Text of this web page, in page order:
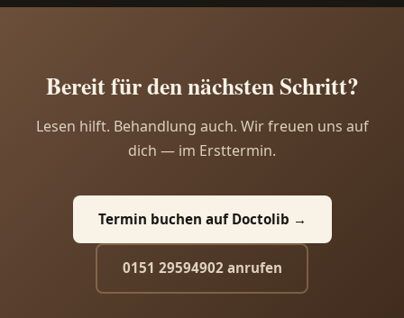
Bereit für den nächsten Schritt?
Lesen hilft. Behandlung auch. Wir freuen uns auf
dich — im Ersttermin.
Termin buchen auf Doctolib →
0151 29594902 anrufen